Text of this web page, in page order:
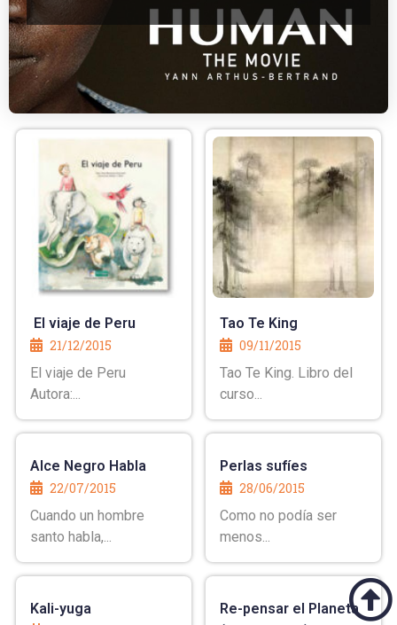
El viaje de Peru
21/12/2015
El viaje de Peru
Autora:...
Tao Te King
09/11/2015
Tao Te King. Libro del
curso...
Alce Negro Habla
22/07/2015
Cuando un hombre
santo habla,...
Perlas sufíes
28/06/2015
Como no podía ser
menos...
Kali-yuga
Re-pensar el Planeta